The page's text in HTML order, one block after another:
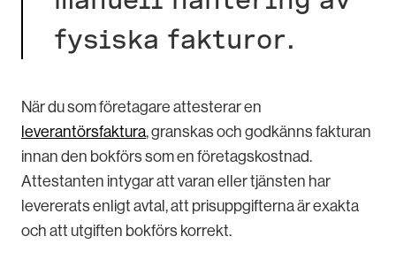
fysiska fakturor.
När du som företagare attesterar en
leverantörsfaktura, granskas och godkänns fakturan
innan den bokförs som en företagskostnad.
Attestanten intygar att varan eller tjänsten har
levererats enligt avtal, att prisuppgifterna är exakta
och att utgiften bokförs korrekt.